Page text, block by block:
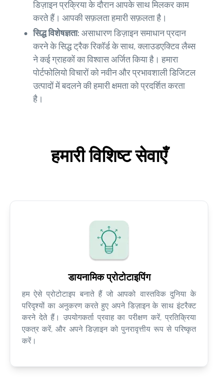
डिज़ाइन प्रक्रिया के दौरान आपके साथ मिलकर काम
करते हैं। आपकी सफ़लता हमारी सफ़लता है।
सिद्ध विशेषज्ञता: असाधारण डिज़ाइन समाधान प्रदान
करने के सिद्ध ट्रैक रिकॉर्ड के साथ, क्लाउडएक्टिव लैब्स
ने कई ग्राहकों का विश्वास अर्जित किया है। हमारा
पोर्टफोलियो विचारों को नवीन और प्रभावशाली डिजिटल
उत्पादों में बदलने की हमारी क्षमता को प्रदर्शित करता
है।
हमारी विशिष्ट सेवाएँ
डायनामिक प्रोटोटाइपिंग
हम ऐसे प्रोटोटाइप बनाते हैं जो आपको वास्तविक दुनिया के
परिदृश्यों का अनुकरण करते हुए अपने डिज़ाइन के साथ इंटरैक्ट
करने देते हैं। उपयोगकर्ता प्रवाह का परीक्षण करें, प्रतिक्रिया
एकत्र करें, और अपने डिज़ाइन को पुनरावृत्तीय रूप से परिष्कृत
करें।